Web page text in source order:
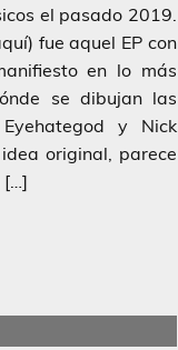
el pasado 2019.
fue aquel EP con
en lo más
se dibujan las
y Nick
original, parece
[…]